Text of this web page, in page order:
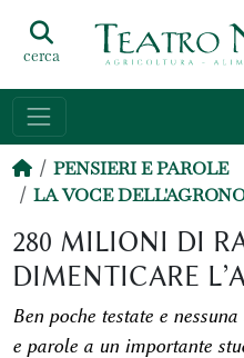
cerca
PENSIERI E PAROLE
LA VOCE
280 MILIONI DI
DIMENTICARE
Ben poche testate e
e parole a un importante